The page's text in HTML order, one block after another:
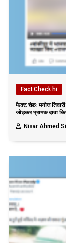
Fact Check hi
फैक्ट चेक: मनोज
जोड़कर भ्रामक दावा
Nisar Ahmed